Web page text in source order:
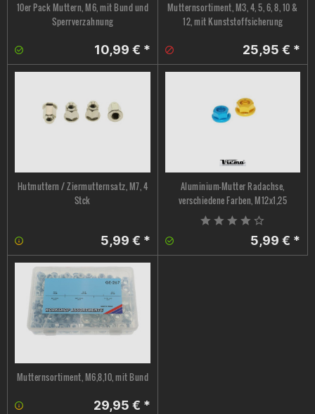
10er Pack Muttern, M6, mit Bund und
Sperrverzahnung
10,99 € *
Mutternsortiment, M3, 4, 5, 6, 8, 10 &
12, mit Kunststoffsicherung
25,95 € *
Hutmuttern / Ziermutternsatz, M7, 4
Stck
5,99 € *
Aluminium-Mutter Radachse,
verschiedene Farben, M12x1,25
5,99 € *
Mutternsortiment, M6,8,10, mit Bund
29,95 € *